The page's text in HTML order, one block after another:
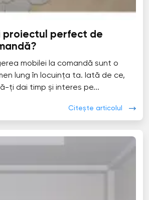
proiectul perfect de
mobilei la comandă sunt o
lung în locuința ta. Iată de ce,
ți dai timp și interes pe...
Citește articolul